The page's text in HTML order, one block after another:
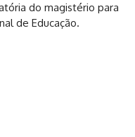
do magistério para
de Educação.